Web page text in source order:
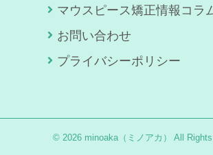
マウスピース矯正情報コラ
お問い合わせ
プライバシーポリシー
© 2026 minoaka（ミノアカ） All